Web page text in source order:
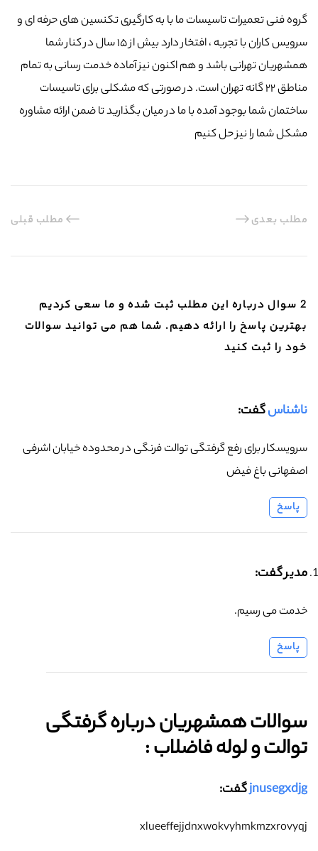
گروه فنی تعمیرات تاسیسات ما با به‌ کارگیری تکنسین های حرفه ای و
سرویس کاران با تجربه ، افتخار دارد بیش از ۱۵ سال در کنار شما
همشهریان تهرانی باشد و هم اکنون نیز آماده خدمت رسانی به تمام
مناطق ۲۲ گانه تهران است. در صورتی که مشکلی برای تاسیسات
ساختمان شما بوجود آمده با ما در میان بگذارید تا ضمن ارائه مشاوره
مشکل شما را نیز حل کنیم
مطلب قبلی مطلب بعدی
2 سوال درباره این مطلب ثبت شده و ما سعی کردیم
بهترین پاسخ را ارائه دهیم. شما هم می توانید سوالات
خود را ثبت کنید
ناشناسگفت:
سرویسکار برای رفع گرفتگی توالت فرنگی در محدوده خیابان اشرفی
اصفهانی باغ فیض
پاسخ
مدیر گفت:
خدمت می رسیم.
پاسخ
سوالات همشهریان درباره گرفتگی
توالت و لوله فاضلاب :‌
jnusegxdjgگفت:
xlueeffejjdnxwokvyhmkmzxrovyqj